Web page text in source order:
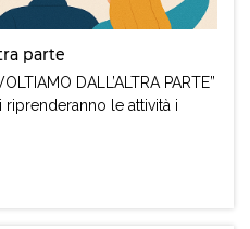
parte
DALL’ALTRA PARTE”
le attività i